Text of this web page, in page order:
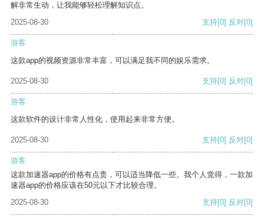
解非常生动，让我能够轻松理解知识点。
2025-08-30
支持[0] 反对[0]
游客
这款app的视频资源非常丰富，可以满足我不同的娱乐需求。
2025-08-30 支持[0] 反对[0]
游客
这款软件的设计非常人性化，使用起来非常方便。
2025-08-30 支持[0] 反对[0]
游客
这款加速器app的价格有点贵，可以适当降低一些。我个人觉得，一款加
速器app的价格应该在50元以下才比较合理。
2025-08-30
支持[0] 反对[0]